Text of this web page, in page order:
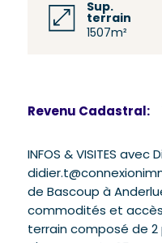
Sup.
terrain
1507m²
Revenu Cadastral:
INFOS & VISITES avec
de Bascoup à
commodités et
terrain composé de 2